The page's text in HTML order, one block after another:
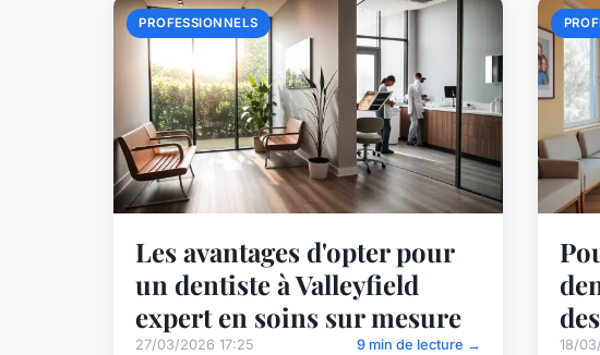
PROFESSIONNELS
Les avantages d'opter pour
un dentiste à Valleyfield
expert en soins sur mesure
27/03/2026 17:25 9 min de lecture → 18/